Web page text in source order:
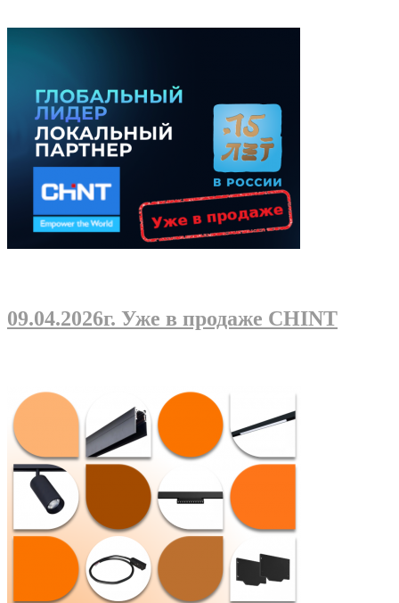
09.04.2026г. Уже в продаже CHINT